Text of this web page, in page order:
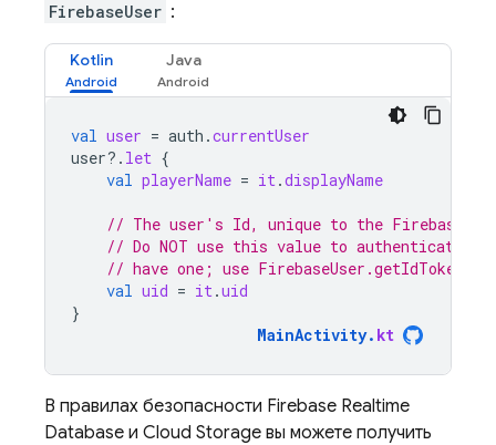
FirebaseUser :
Kotlin Java
val user = auth .currentUser
user?. let {
val playerName = it.displayName
// The user's Id, unique to the Firebase
// Do NOT use this value to authenticate
// have one; use FirebaseUser.getIdToken()
val uid = it.uid
}
MainActivity. kt
В правилах безопасности Firebase Realtime
Database и Cloud Storage вы можете получить